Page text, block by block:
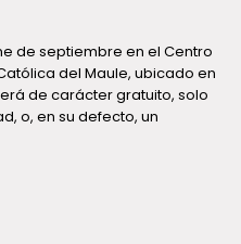
de septiembre en el Centro
del Maule, ubicado en
de carácter gratuito, solo
o, en su defecto, un